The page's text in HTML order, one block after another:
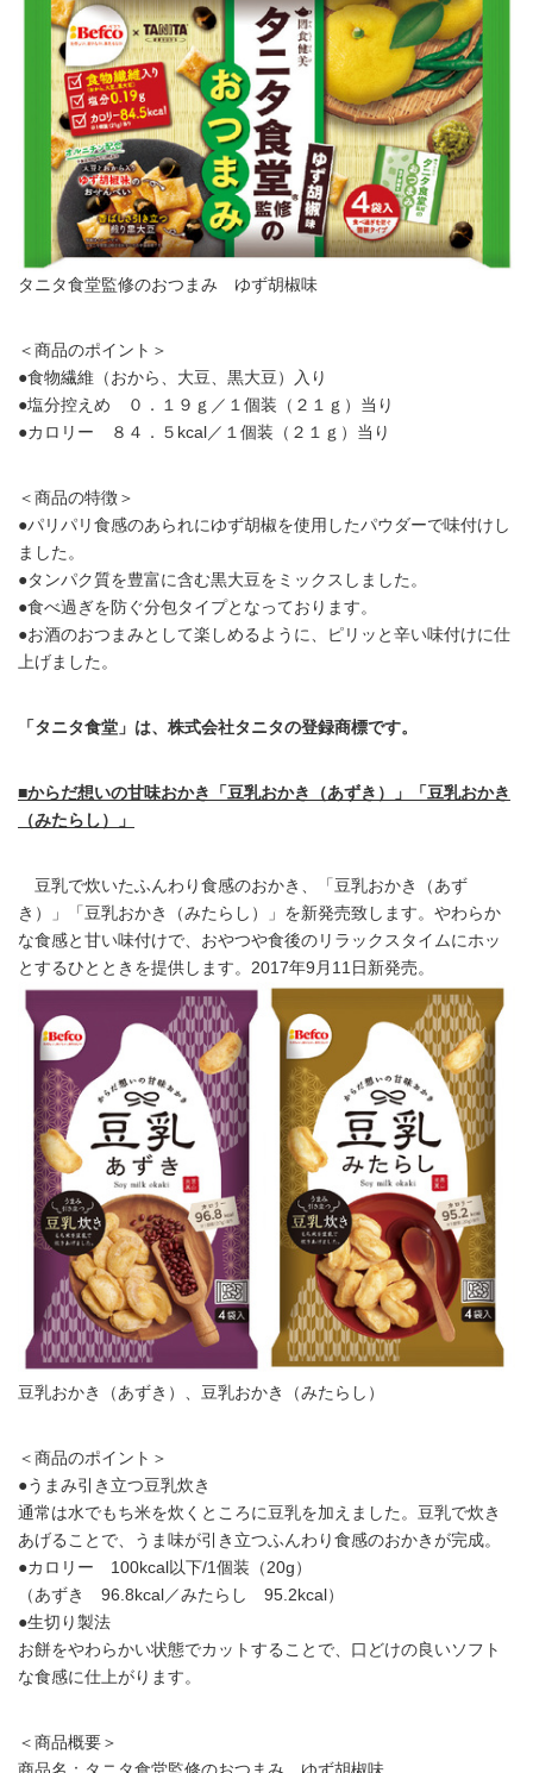
タニタ食堂監修のおつまみ ゆず胡椒味
＜商品のポイント＞
●食物繊維（おから、大豆、黒大豆）入り
●塩分控えめ ０．１９ｇ／１個装（２１ｇ）当り
●カロリー ８４．５kcal／１個装（２１ｇ）当り
＜商品の特徴＞
●パリパリ食感のあられにゆず胡椒を使用したパウダーで味付けし
ました。
●タンパク質を豊富に含む黒大豆をミックスしました。
●食べ過ぎを防ぐ分包タイプとなっております。
●お酒のおつまみとして楽しめるように、ピリッと辛い味付けに仕
上げました。
「タニタ食堂」は、株式会社タニタの登録商標です。
■からだ想いの甘味おかき「豆乳おかき（あずき）」「豆乳おかき
（みたらし）」
豆乳で炊いたふんわり食感のおかき、「豆乳おかき（あず
き）」「豆乳おかき（みたらし）」を新発売致します。やわらか
な食感と甘い味付けで、おやつや食後のリラックスタイムにホッ
とするひとときを提供します。2017年9月11日新発売。
豆乳おかき（あずき）、豆乳おかき（みたらし）
＜商品のポイント＞
●うまみ引き立つ豆乳炊き
通常は水でもち米を炊くところに豆乳を加えました。豆乳で炊き
あげることで、うま味が引き立つふんわり食感のおかきが完成。
●カロリー 100kcal以下/1個装（20g）
（あずき 96.8kcal／みたらし 95.2kcal）
●生切り製法
お餅をやわらかい状態でカットすることで、口どけの良いソフト
な食感に仕上がります。
＜商品概要＞